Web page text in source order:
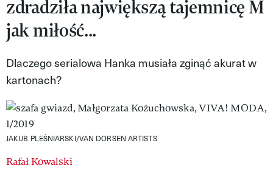
VIVA!ART
VIVA!MODA
VIVA!MAN
VIVA!PEOPLE POWER
VIVA!ITAKA
MAGAZYN VIVA!
zdradziła największą tajemnicę M
jak miłość...
Dlaczego serialowa Hanka musiała zginąć akurat w
kartonach?
JAKUB PLEŚNIARSKI/VAN DORSEN ARTISTS
Rafał Kowalski